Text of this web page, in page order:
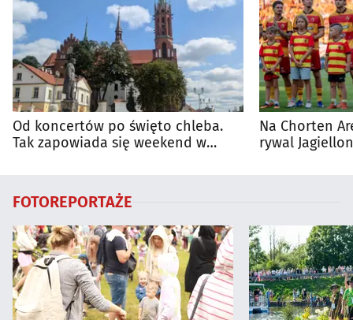
Od koncertów po święto chleba.
Tak zapowiada się weekend w
Na Chorten
rywal
FOTOREPORTAŻE